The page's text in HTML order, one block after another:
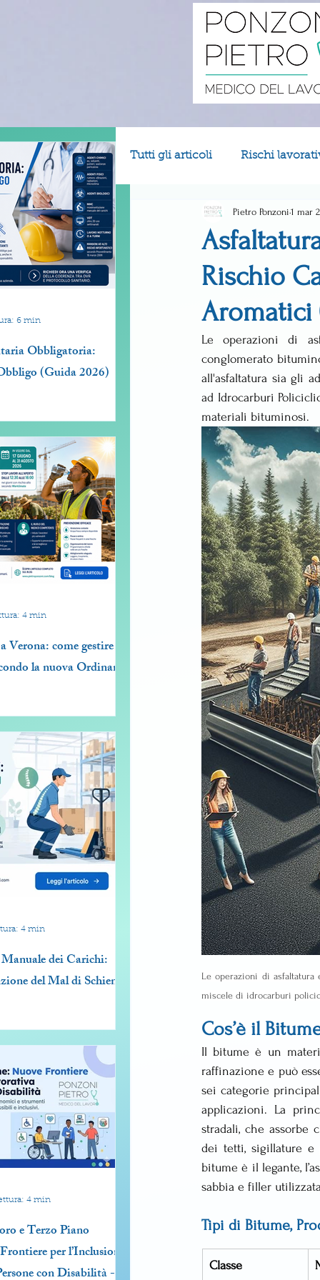
Tutti gli articoli Rischi
Rischio
Aromatici
Pietro Ponzoni 1 mar
Le operazioni di
conglomerato
all'asfaltatura sia gli
ad Idrocarburi
materiali bituminosi.
Le operazioni di asfaltatura
miscele di idrocarburi
Cos’è il
Il bitume è un
raffinazione e può
sei categorie
applicazioni. La
stradali, che assorbe
dei tetti, sigillature e
bitume è il legante,
sabbia e filler
Tipi di Bitume,
Classe
Obbligatoria:
(Guida 2026)
6 min
come gestire lo
la nuova Ordinanza
4 min
dei Carichi:
del Mal di Schiena
4 min
e Terzo Piano
per l’Inclusione
con Disabilità -
4 min